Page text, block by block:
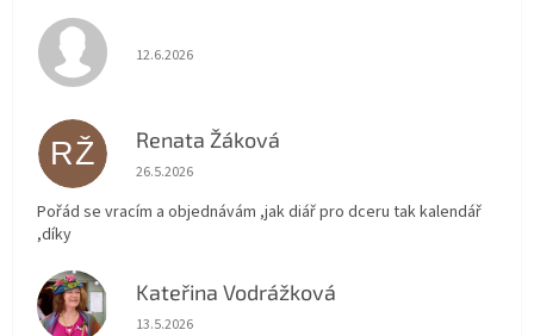
Hodnocení obchodu je 5 z 5 hvězdiček.
12.6.2026
RŽ Renata Žáková
Hodnocení obchodu je 5 z 5 hvězdiček.
26.5.2026
Pořád se vracím a objednávám ,jak diář pro dceru tak kalendář
,díky
KV Kateřina Vodrážková
Hodnocení obchodu je 5 z 5 hvězdiček.
13.5.2026